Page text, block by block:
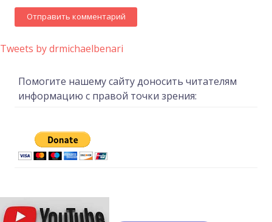
Tweets by drmichaelbenari
Помогите нашему сайту доносить читателям
информацию с правой точки зрения: